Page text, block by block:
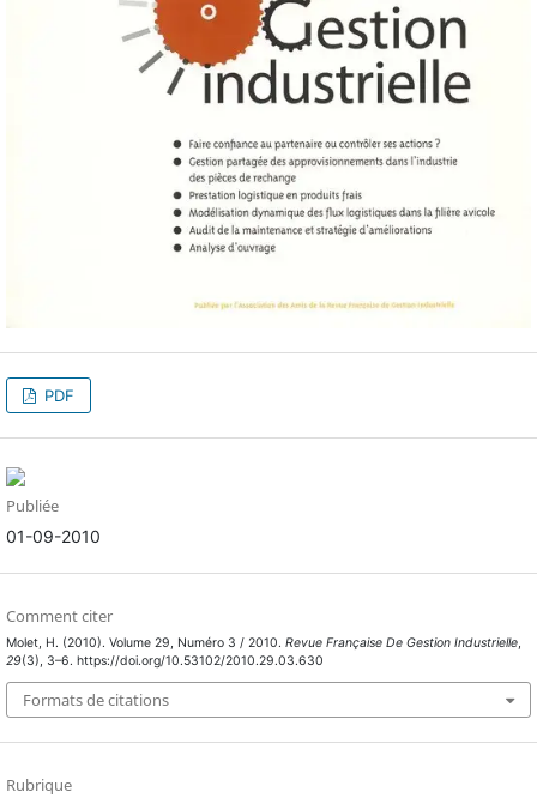
PDF
Publiée
01-09-2010
Comment citer
Molet, H. (2010). Volume 29, Numéro 3 / 2010. Revue Française De Gestion Industrielle,
29(3), 3–6. https://doi.org/10.53102/2010.29.03.630
Formats de citations
Rubrique